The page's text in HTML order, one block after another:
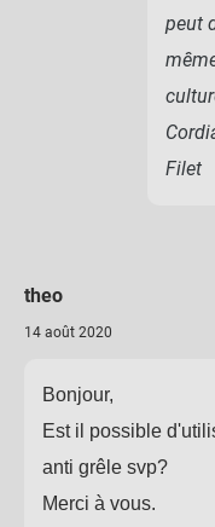
peut
Filet
theo
14 août 2020
Bonjour,
Est il possible
anti grêle svp?
Merci à vous.